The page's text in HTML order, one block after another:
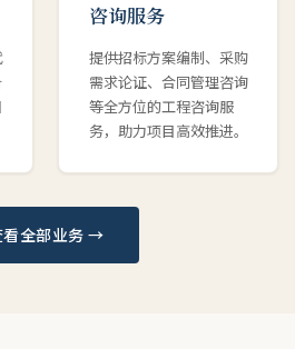
咨询服务
提供招标方案编制、采购
需求论证、合同管理咨询
等全方位的工程咨询服
务，助力项目高效推进。
看全部业务 →